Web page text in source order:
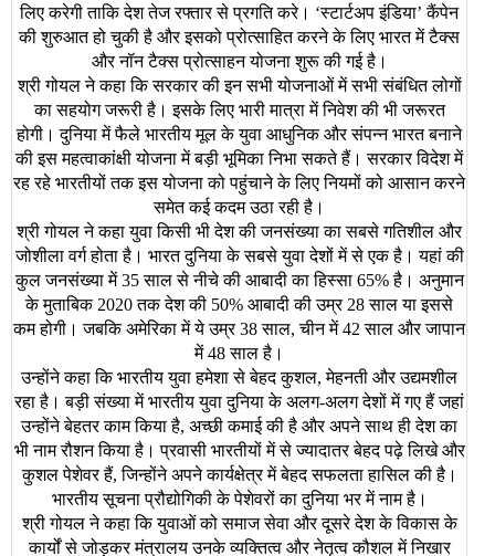
लिएकरेगीताकिदेशतेजरफ्तारसेप्रगतिकरे। ‘स्टार्टअपइंडिया’ कैंपेन
कीशुरुआतहोचुकीहैऔरइसकोप्रोत्साहितकरनेकेलिएभारतमेंटैक्स
औरनॉनटैक्सप्रोत्साहनयोजनाशुरूकीगईहै।
श्रीगोयलनेकहाकिसरकारकीइनसभीयोजनाओंमेंसभीसंबंधितलोगों
कासहयोगजरूरीहै। इसकेलिए भारीमात्रामेंनिवेशकी भीजरूरत
होगी। दुनियामेंफैलेभारतीयमूलकेयुवाआधुनिकऔरसंपन्नभारतबनाने
कीइसमहत्वाकांक्षीयोजनामेंबड़ीभूमिकानिभासकतेहैं। सरकारविदेशमें
रहरहेभारतीयोंतकइसयोजनाकोपहुंचानेकेलिएनियमोंकोआसानकरने
समेतकईकदमउठारहीहै।
श्रीगोयलनेकहायुवाकिसीभीदेशकीजनसंख्याकासबसेगतिशीलऔर
जोशीलावर्गहोताहै। भारतदुनियाकेसबसेयुवादेशोंमेंसेएकहै। यहांकी
कुलजनसंख्यामें35सालसेनीचेकी आबादीकाहिस्सा65%है। अनुमान
केमुताबिक2020तकदेशकी 50% आबादीकीउम्र28सालयाइससे
कमहोगी। जबकिअमेरिकामेंयेउम्र38साल,चीनमें42सालऔरजापान
में48सालहै।
उन्होंनेकहाकिभारतीययुवाहमेशासेबेहदकुशल,मेहनतीऔरउद्यमशील
रहाहै। बड़ीसंख्यामेंभारतीययुवादुनियाकेअलग-अलगदेशोंमेंगएहैंजहां
उन्होंनेबेहतरकामकियाहै, अच्छीकमाईकीहैऔरअपनेसाथहीदेशका
भीनामरौशनकियाहै। प्रवासी भारतीयोंमेंसेज्यादातरबेहदपढ़ेलिखे और
कुशलपेशेवरहैं,जिन्होंने अपनेकार्यक्षेत्रमेंबेहदसफलताहासिलकीहै।
भारतीयसूचनाप्रौद्योगिकीकेपेशेवरोंकादुनिया भरमेंनामहै।
श्रीगोयलनेकहाकियुवाओंकोसमाजसेवा औरदूसरेदेशकेविकासके
कार्योंसेजोड़करमंत्रालयउनकेव्यक्तित्व औरनेतृत्वकौशलमेंनिखार